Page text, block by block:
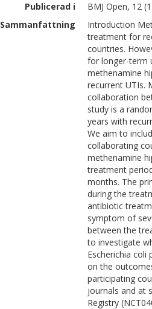
Publicerad i
BMJ Open, 12
Sammanfattning
Introduction
treatment for
countries.
for longer-term
methenamine
recurrent UTIs.
collaboration
study is a
years with
We aim to
collaborating
methenamine
treatment
months. The
during the
antibiotic
symptom of
between the
to investigate
Escherichia
on the
participating
journals and at
Registry